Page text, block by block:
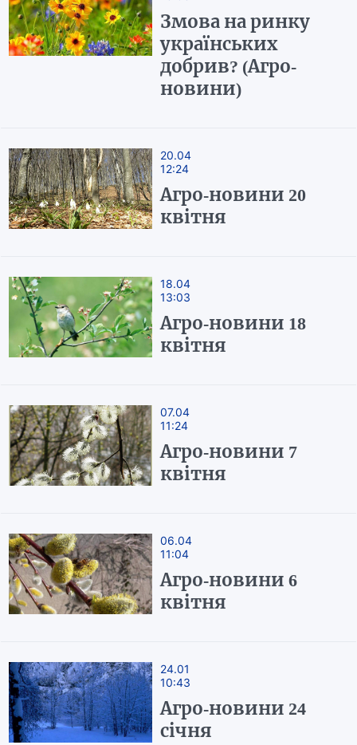
Змова на ринку
українських
добрив? (Агро-
новини)
20.04
12:24
Агро-новини 20
квітня
18.04
13:03
Агро-новини 18
квітня
07.04
11:24
Агро-новини 7
квітня
06.04
11:04
Агро-новини 6
квітня
24.01
10:43
Агро-новини 24
січня